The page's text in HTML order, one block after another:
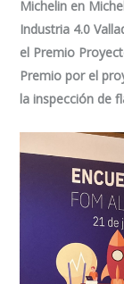
Michelin en
Industria 4.0
el Premio
Premio por el
la inspección de